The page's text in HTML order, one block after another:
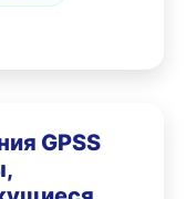
GPSS